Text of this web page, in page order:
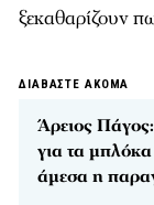
ξεκαθαρίζουν
ΔΙΑΒΑΣΤΕ ΑΚΟΜΑ
Άρειος
για τα
άμεσα η